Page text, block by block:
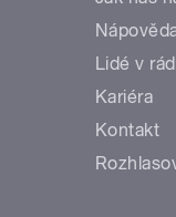
Lidé v
Kariéra
Kontakt